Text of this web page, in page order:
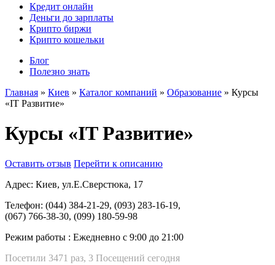
Кредит онлайн
Деньги до зарплаты
Крипто биржи
Крипто кошельки
Блог
Полезно знать
Главная » Киев » Каталог компаний » Образование » Курсы
«IT Развитие»
Курсы «IT Развитие»
Оставить отзыв Перейти к описанию
Адрес: Киев, ул.Е.Сверстюка, 17
Телефон: (044) 384-21-29, (093) 283-16-19,
(067) 766-38-30, (099) 180-59-98
Режим работы : Ежедневно с 9:00 до 21:00
Посетили 3471 раз, 3 Посещений сегодня